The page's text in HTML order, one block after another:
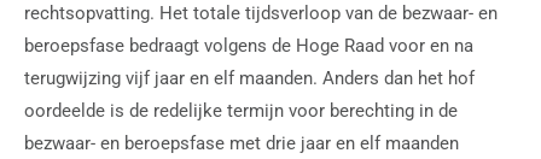
rechtsopvatting. Het totale tijdsverloop van de bezwaar- en
beroepsfase bedraagt volgens de Hoge Raad voor en na
terugwijzing vijf jaar en elf maanden. Anders dan het hof
oordeelde is de redelijke termijn voor berechting in de
bezwaar- en beroepsfase met drie jaar en elf maanden